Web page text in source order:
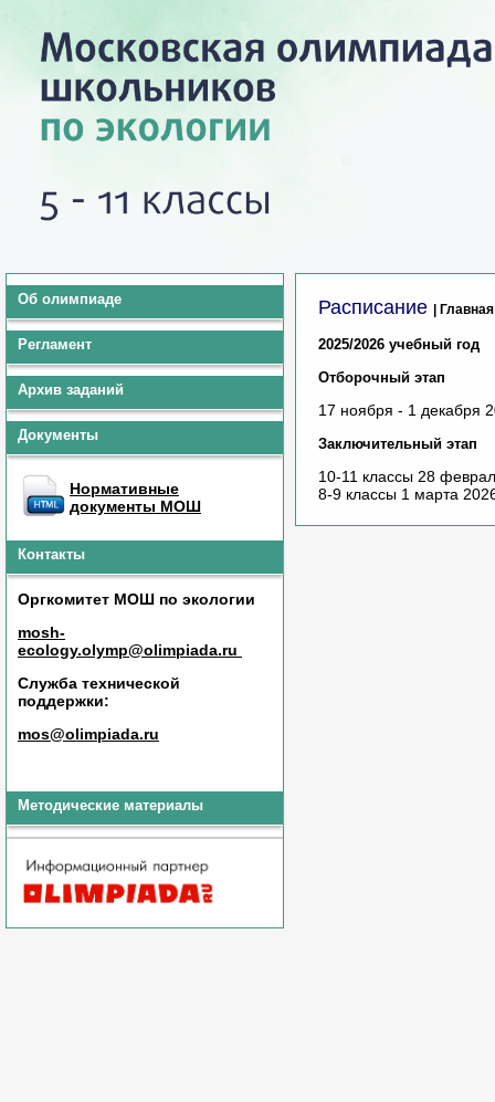
Об олимпиаде
Регламент
Архив заданий
Документы
Нормативные
документы МОШ
Контакты
Оргкомитет МОШ по экологии
mosh-
ecology.olymp@olimpiada.ru
Служба технической
поддержки:
mos@olimpiada.ru
Методические материалы
Расписание | Главная
2025/2026 учебный год
Отборочный этап
17 ноября - 1 декабря
Заключительный этап
10-11 классы 28
8-9 классы 1 марта